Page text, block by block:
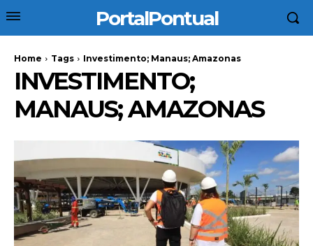
PortalPontual
Home Tags Investimento; Manaus; Amazonas
INVESTIMENTO;
MANAUS; AMAZONAS